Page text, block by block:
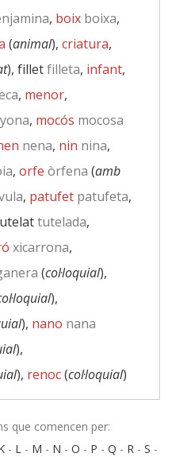
, boix boixa,
(animal), criatura,
), filletfilleta, infant,
, menor,
, mocós mocosa
nena, nin nina,
, orfe òrfena (amb
, patufet patufeta,
tutelada,
xicarrona,
(col·loquial),
),
), nano nana
),
), renoc(col·loquial)
que comencen per:
- L - M - N - O - P - Q - R - S -